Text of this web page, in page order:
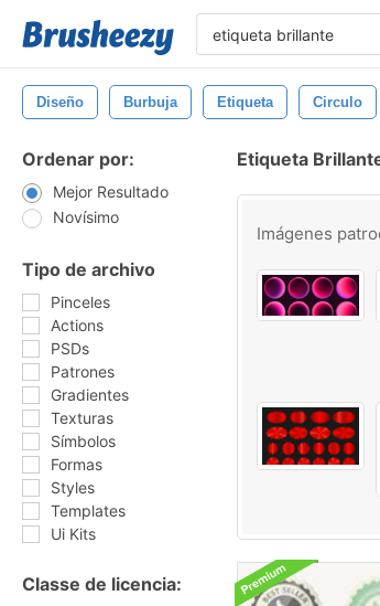
Diseño Burbuja Etiqueta Circulo
Ordenar por:
Mejor Resultado
Novísimo
Tipo de archivo
Pinceles
Actions
PSDs
Patrones
Gradientes
Texturas
Símbolos
Formas
Styles
Templates
Ui Kits
Classe de licencia:
Etiqueta
Imágenes